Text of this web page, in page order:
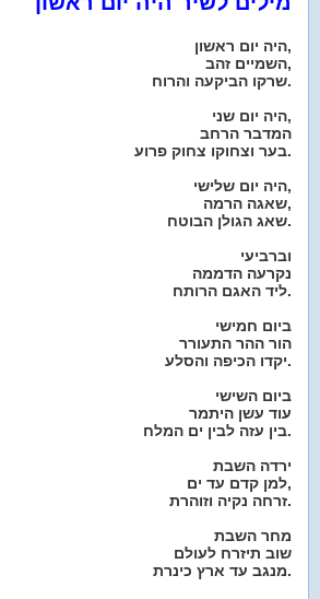
היה יום ראשון,
השמיים זהב,
שרקו הביקעה והרוח.
היה יום שני,
המדבר הרחב
בער וצחוקו צחוק פרוע.
היה יום שלישי,
שאגה הרמה,
שאג הגולן הבוטח.
וברביעי
נקרעה הדממה
ליד האגם הרותח.
ביום חמישי
הור ההר התעורר
יקדו הכיפה והסלע.
ביום השישי
עוד עשן היתמר
בין עזה לבין ים המלח.
ירדה השבת
למן קדם עד ים,
זרחה נקיה וזוהרת.
מחר השבת
שוב תיזרח לעולם
מנגב עד ארץ כינרת.